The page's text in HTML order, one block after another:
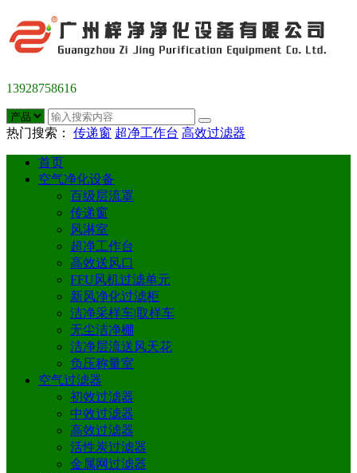
13928758616
热门搜索： 传递窗 超净工作台 高效过滤器
首页
空气净化设备
百级层流罩
传递窗
风淋室
超净工作台
高效送风口
FFU风机过滤单元
新风净化过滤柜
洁净采样车|取样车
无尘洁净棚
洁净层流送风天花
负压称量室
空气过滤器
初效过滤器
中效过滤器
高效过滤器
活性炭过滤器
金属网过滤器